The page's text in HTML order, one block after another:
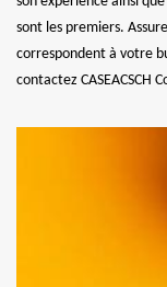
sont les premiers.
correspondent à votre
contactez CASEACSCH